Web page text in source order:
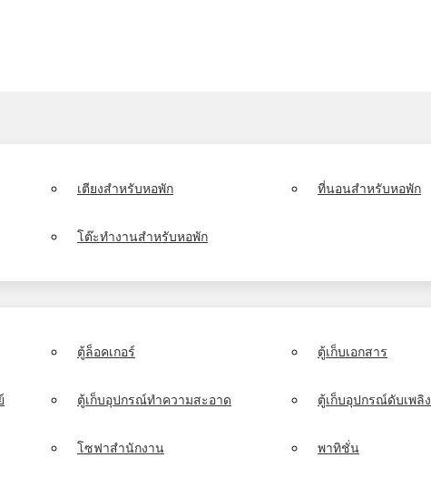
เตียงสำหรับหอพัก ที่นอนสำหรับหอพัก
โต๊ะทำงานสำหรับหอพัก
ตู้ล็อคเกอร์ ตู้เก็บเอกสาร
ตู้เก็บอุปกรณ์ทำความสะอาด ตู้เก็บอุปกรณ์ดับเพลิง
โซฟาสำนักงาน พาทิชั่น